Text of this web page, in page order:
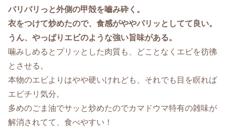
バリバリっと外側の甲殻を嚙み砕く。
衣をつけて炒めたので、食感がややパリッとしてて良い。
うん、やっぱりエビのような強い旨味がある。
噛みしめるとプリッとした肉質も、どことなくエビを彷彿
とさせる。
本物のエビよりはやや硬いけれども、それでも目を瞑れば
エビチリ気分。
多めのごま油でサッと炒めたのでカマドウマ特有の雑味が
解消されてて、食べやすい！